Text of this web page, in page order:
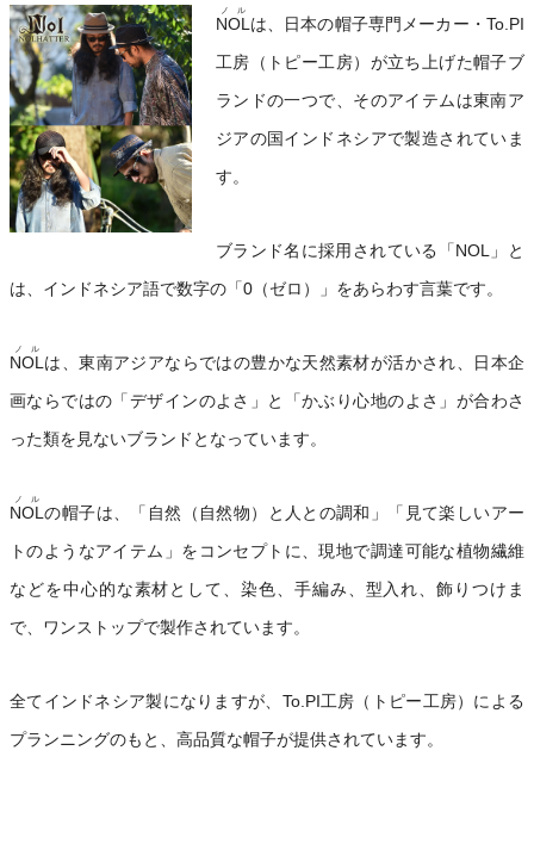
NOL
ノル
は、日本の帽子専門メーカー・To.PI
工房（トピー工房）が立ち上げた帽子ブ
ランドの一つで、そのアイテムは東南ア
ジアの国インドネシアで製造されていま
す。
ブランド名に採用されている「NOL」と
は、インドネシア語で数字の「0（ゼロ）」をあらわす言葉です。
NOL
ノル
は、東南アジアならではの豊かな天然素材が活かされ、日本企
画ならではの「デザインのよさ」と「かぶり心地のよさ」が合わさ
った類を見ないブランドとなっています。
NOL
ノル
の帽子は、「自然（自然物）と人との調和」「見て楽しいアー
トのようなアイテム」をコンセプトに、現地で調達可能な植物繊維
などを中心的な素材として、染色、手編み、型入れ、飾りつけま
で、ワンストップで製作されています。
全てインドネシア製になりますが、To.PI工房（トピー工房）による
プランニングのもと、高品質な帽子が提供されています。